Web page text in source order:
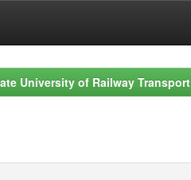
University of Railway Transport